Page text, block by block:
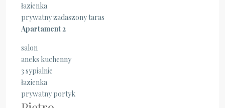
łazienka
prywatny zadaszony taras
Apartament 2
salon
aneks kuchenny
3 sypialnie
łazienka
prywatny portyk